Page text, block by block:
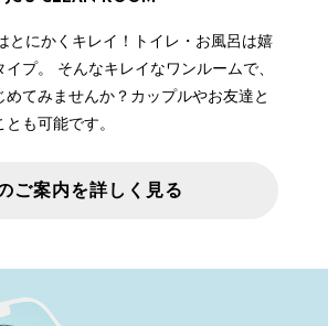
とにかくキレイ！トイレ・お風呂は嬉
イプ。 そんなキレイなワンルームで、
めてみませんか？カップルやお友達と
も可能です。
ご案内を詳しく見る